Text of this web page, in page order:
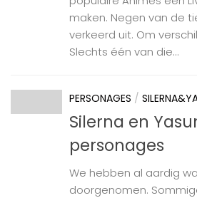
maken. Negen van de
verkeerd uit. Om
Slechts één van die...
PERSONAGES /
Silerna en
personages
We hebben al aardig
doorgenomen.